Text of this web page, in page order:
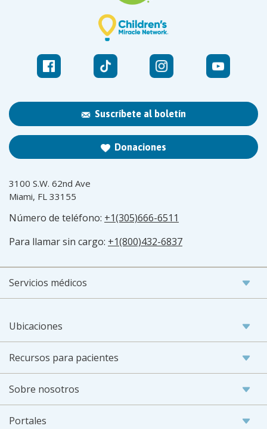
Suscríbete al boletín
Donaciones
3100 S.W. 62nd Ave
Miami, FL 33155
Número de teléfono: +1(305)666-6511
Para llamar sin cargo: +1(800)432-6837
Servicios médicos
Ubicaciones
Recursos para pacientes
Sobre nosotros
Portales